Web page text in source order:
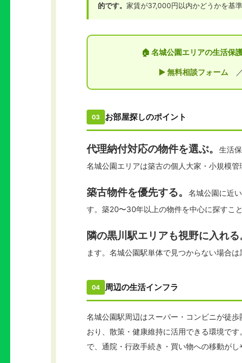
的です。 家賃が37,000円以内かどうかを基
🏠 名城公園エリアの生活保
▶ 無料相談フォーム
03 お部屋探しのポイント
代理納付対応の物件を選ぶ。
生活
名城公園エリアは築古の個人大家・小規模
築古物件を優先する。
名城公園に近
す。築20〜30年以上の物件を中心に探すこ
隣の黒川駅エリアも視野に入れる
ます。名城公園駅単体で見つからない場合
04 周辺の生活インフラ
名城公園駅周辺はスーパー・コンビニが徒
おり、散策・健康維持に活用できる環境で
で、通院・行政手続き・買い物への移動が